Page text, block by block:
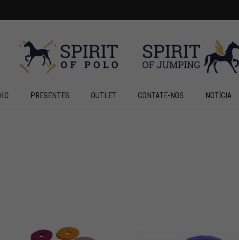
PRESENTES OUTLET CONTATE-NOS NOTÍCIA